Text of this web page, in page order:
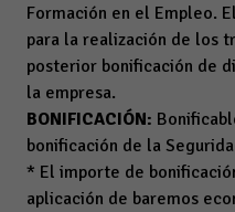
Formación en el Empleo.
para la realización de los
posterior bonificación de
la empresa.
BONIFICACIÓN:
bonificación de la
* El importe de
aplicación de baremos